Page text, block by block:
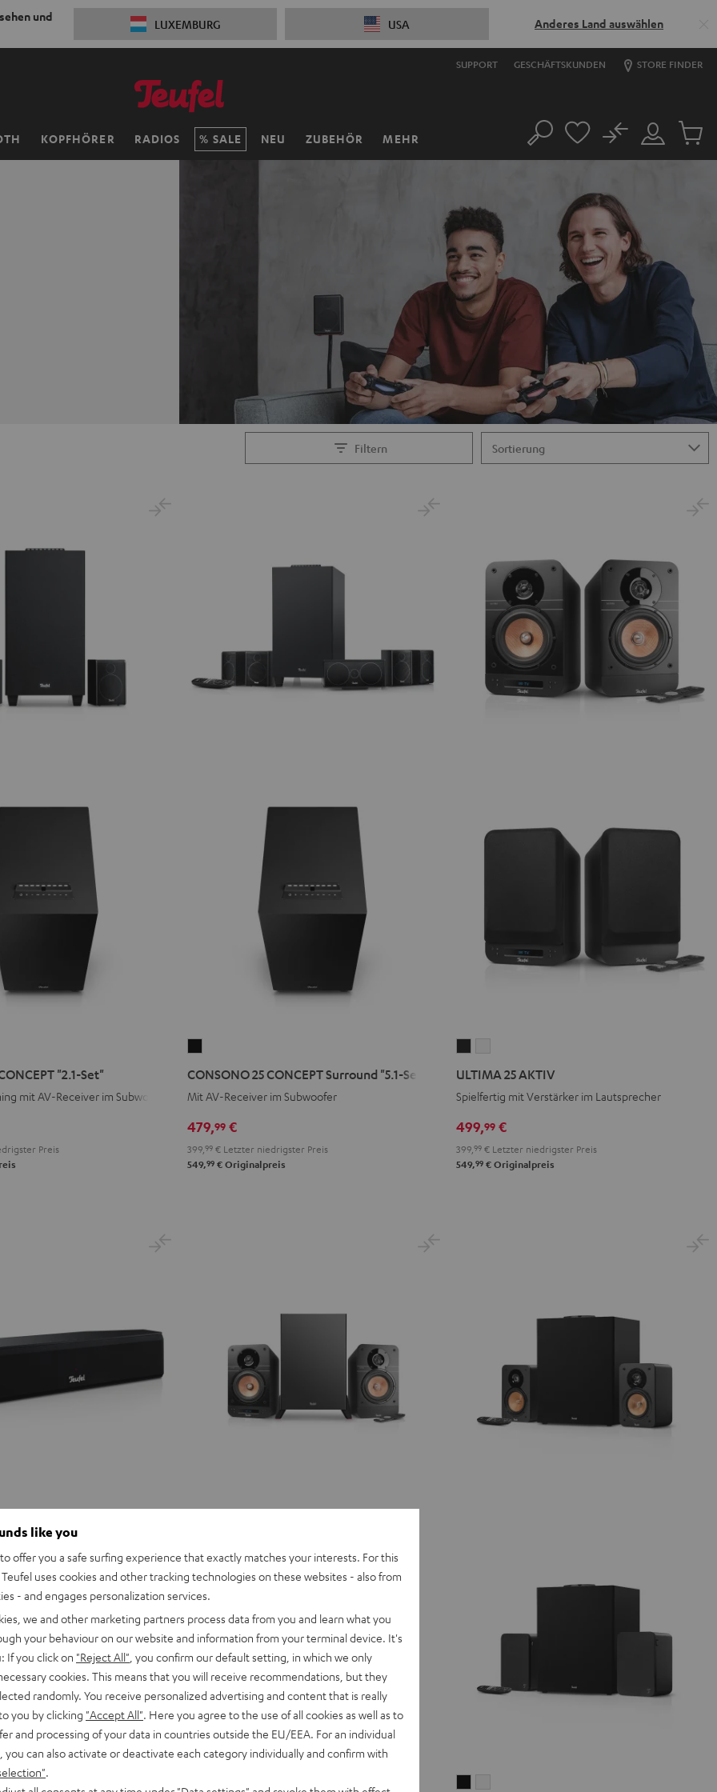
und
LUXEMBURG USA Anderes Land auswählen
SUPPORT GESCHÄFTSKUNDEN STORE FINDER
KOPFHÖRER RADIOS SALE NEU ZUBEHÖR MEHR Suche
Mein
Konto
No
Artikel
Filtern
"2.1-Set"
mit AV-Receiver im Subwoofer
Preis
Surround
"5.1-
Set"
Schwarz
CONSONO 25 CONCEPT Surround "5.1-Set"
Mit AV-Receiver im Subwoofer
479,99 €
399,99 € Letzter niedrigster Preis
549,99 € Originalpreis
Night
Black
Pure
White
ULTIMA 25 AKTIV
Spielfertig mit Verstärker im Lautsprecher
499,99 €
399,99 € Letzter niedrigster Preis
549,99 € Originalpreis
like you
offer you a safe surfing experience that exactly matches your interests. For this
uses cookies and other tracking technologies on these websites - also from
- and engages personalization services.
we and other marketing partners process data from you and learn what you
your behaviour on our website and information from your terminal device. It's
If you click on "Reject All" , you confirm our default setting, in which we only
cookies. This means that you will receive recommendations, but they
randomly. You receive personalized advertising and content that is really
you by clicking "Accept All" . Here you agree to the use of all cookies as well as to
and processing of your data in countries outside the EU/EEA. For an individual
you can also activate or deactivate each category individually and confirm with